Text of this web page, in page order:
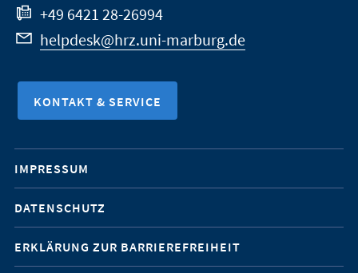
+49 6421 28-26994
helpdesk@hrz.uni-marburg.de
KONTAKT & SERVICE
Mobile-
Service-
Navigation
IMPRESSUM
DATENSCHUTZ
ERKLÄRUNG ZUR BARRIEREFREIHEIT